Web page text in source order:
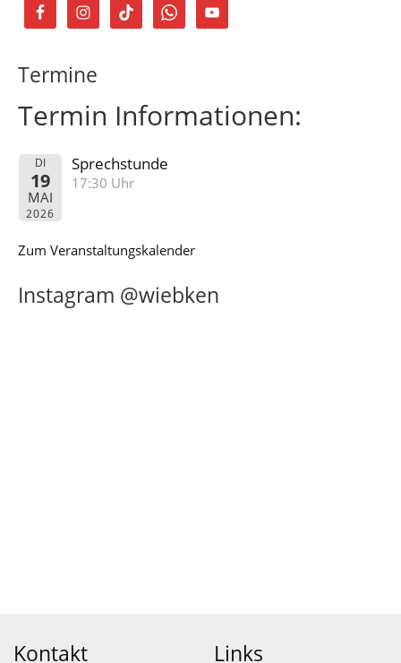
Termine
Termin Informationen:
DI
19
MAI
2026
Sprechstunde
17:30 Uhr
Zum Veranstaltungskalender
Instagram @wiebken
Kontakt Links